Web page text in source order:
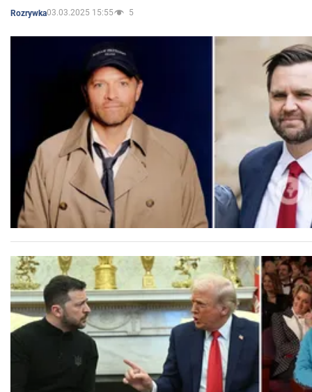
Rozrywka03.03.2025 15:55 5